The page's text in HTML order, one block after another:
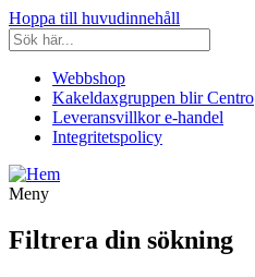
Hoppa till huvudinnehåll
Webbshop
Kakeldaxgruppen blir Centro
Leveransvillkor e-handel
Integritetspolicy
Meny
Filtrera din sökning